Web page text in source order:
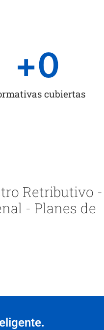
cubiertas
+0
Retributivo -
- Planes de